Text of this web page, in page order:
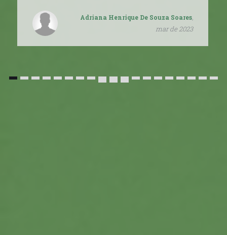
Adriana Henrique De Souza Soares,
mar de 2023